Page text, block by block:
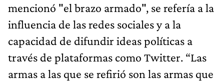
mencionó "el brazo armado", se refería a la
influencia de las redes sociales y a la
capacidad de difundir ideas políticas a
través de plataformas como Twitter. “Las
armas a las que se refirió son las armas que